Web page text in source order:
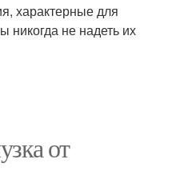
характерные для
никогда не надеть их
от